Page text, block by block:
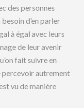
des personnes
d’en parler
à égal avec leurs
de leur avenir
fait suivre en
percevoir autrement
vu de manière